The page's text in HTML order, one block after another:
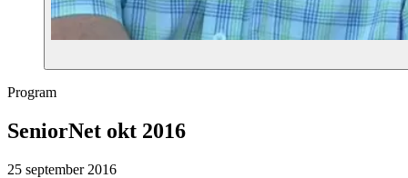
Program
SeniorNet okt 2016
25 september 2016